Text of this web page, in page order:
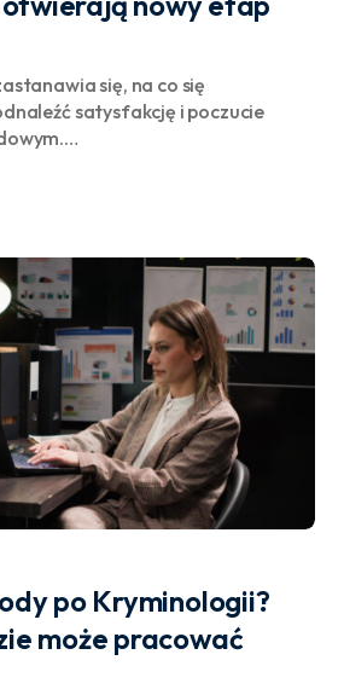
się, na co się
satysfakcję i poczucie
po Kryminologii?
może pracować